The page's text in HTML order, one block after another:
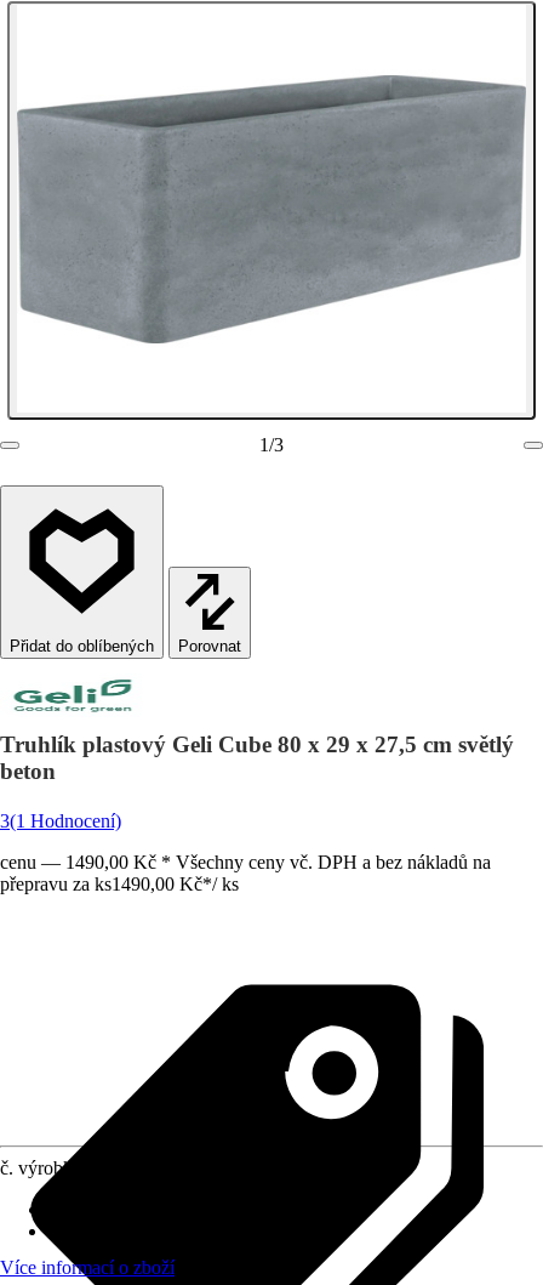
1/3
Porovnat
Truhlík plastový Geli Cube 80 x 29 x 27,5 cm světlý
beton
3(1 Hodnocení)
cenu — 1490,00 Kč * Všechny ceny vč. DPH a bez nákladů na
přepravu za ks1490,00 Kč*/ ks
č. výrobku
Více informací o zboží